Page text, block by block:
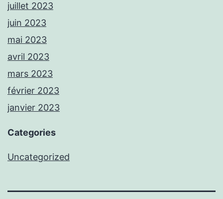
juillet 2023
juin 2023
mai 2023
avril 2023
mars 2023
février 2023
janvier 2023
Categories
Uncategorized